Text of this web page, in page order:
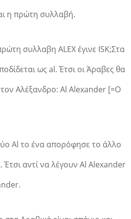
η πρώτη συλλαβή.
συλλαβη ALEX έγινε ISK;Στα
ως al. Έτσι οι Άραβες θα
Αλέξανδρο: Al Alexander [=Ο
Al το ένα απορόφησε το άλλο
Έτσι αντί να λέγουν Al Alexander